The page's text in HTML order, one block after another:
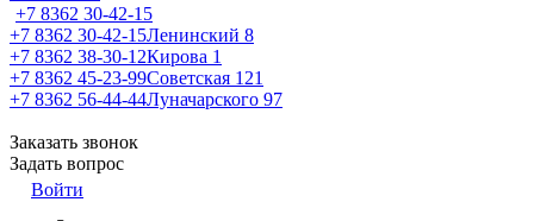
+7 8362 30-42-15
+7 8362 30-42-15Ленинский 8
+7 8362 38-30-12Кирова 1
+7 8362 45-23-99Советская 121
+7 8362 56-44-44Луначарского 97
Заказать звонок
Задать вопрос
Войти